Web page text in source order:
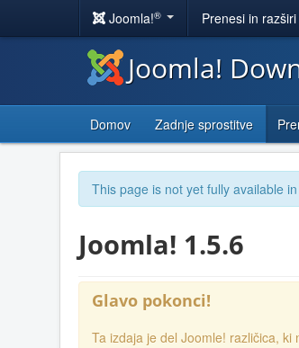
Joomla!® Prenesi in razširi
Joomla!
Domov Zadnje sprostitve
This page is not yet fully available
Joomla! 1.5.6
Glavo pokonci!
Ta izdaja je del Joomle! različica,